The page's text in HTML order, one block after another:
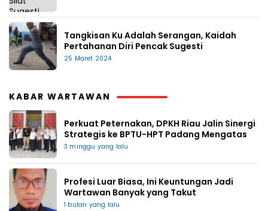
Tangkisan Ku Adalah Serangan, Kaidah
Pertahanan Diri Pencak Sugesti
25 Maret 2024
KABAR WARTAWAN
Perkuat Peternakan, DPKH Riau Jalin Sinergi
Strategis ke BPTU-HPT Padang Mengatas
3 minggu yang lalu
Profesi Luar Biasa, Ini Keuntungan Jadi
Wartawan Banyak yang Takut
1 bulan yang lalu